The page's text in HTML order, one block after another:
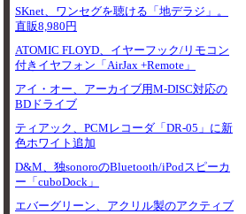
SKnet、ワンセグを聴ける「地デラジ」。
直販8,980円
ATOMIC FLOYD、イヤーフック/リモコン
付きイヤフォン「AirJax +Remote」
アイ・オー、アーカイブ用M-DISC対応の
BDドライブ
ティアック、PCMレコーダ「DR-05」に新
色ホワイト追加
D&M、独sonoroのBluetooth/iPodスピーカ
ー「cuboDock」
エバーグリーン、アクリル製のアクティブ